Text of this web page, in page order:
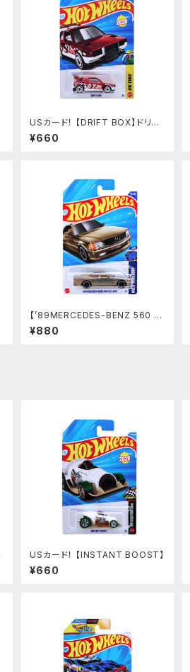
USカード！ 【DRIFT BOX】ドリフ
トボックス
¥660
【’89MERCEDES-BENZ 560 S
EC AMG】シルバーゴールド
¥880
USカード！ 【INSTANT BOOST】
¥660